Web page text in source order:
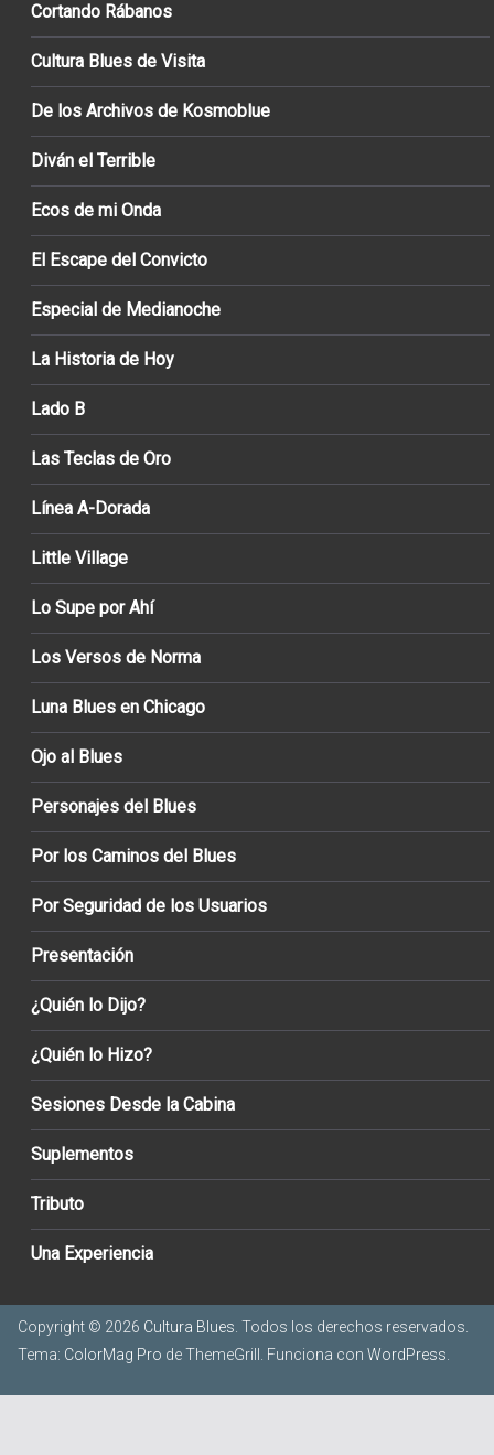
Cortando Rábanos
Cultura Blues de Visita
De los Archivos de Kosmoblue
Diván el Terrible
Ecos de mi Onda
El Escape del Convicto
Especial de Medianoche
La Historia de Hoy
Lado B
Las Teclas de Oro
Línea A-Dorada
Little Village
Lo Supe por Ahí
Los Versos de Norma
Luna Blues en Chicago
Ojo al Blues
Personajes del Blues
Por los Caminos del Blues
Por Seguridad de los Usuarios
Presentación
¿Quién lo Dijo?
¿Quién lo Hizo?
Sesiones Desde la Cabina
Suplementos
Tributo
Una Experiencia
Copyright © 2026 Cultura Blues. Todos los derechos reservados.
Tema: ColorMag Pro de ThemeGrill. Funciona con WordPress.